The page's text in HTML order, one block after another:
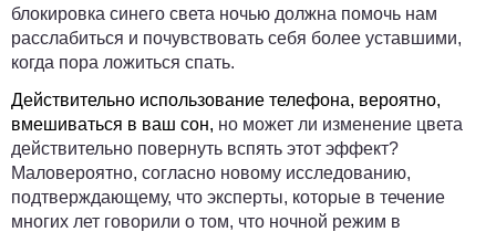
блокировка синего света ночью должна помочь нам
расслабиться и почувствовать себя более уставшими,
когда пора ложиться спать.
Действительно использование телефона, вероятно,
вмешиваться в ваш сон, но может ли изменение цвета
действительно повернуть вспять этот эффект?
Маловероятно, согласно новому исследованию,
подтверждающему, что эксперты, которые в течение
многих лет говорили о том, что ночной режим в